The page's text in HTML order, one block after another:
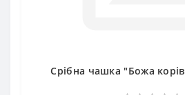
Срібна чашка "Божа